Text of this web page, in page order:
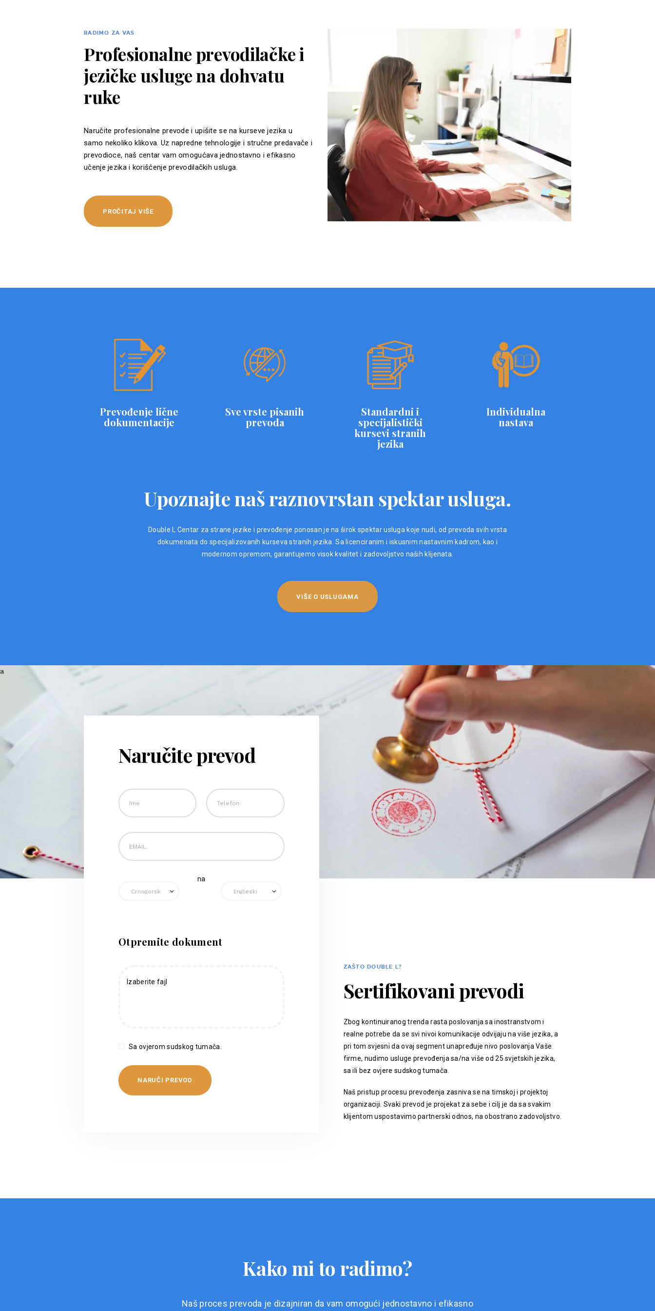
RADIMO ZA VAS
Profesionalne prevodilačke i
jezičke usluge na dohvatu
ruke
Naručite profesionalne prevode i upišite se na kurseve jezika u
samo nekoliko klikova. Uz napredne tehnologije i stručne predavače i
prevodioce, naš centar vam omogućava jednostavno i efikasno
učenje jezika i korišćenje prevodilačkih usluga.
PROČITAJ VIŠE
Prevođenje lične
dokumentacije
Sve vrste pisanih
prevoda
Standardni i
specijalistički
kursevi stranih
jezika
Individualna
nastava
Upoznajte naš raznovrstan spektar usluga.
Double L Centar za strane jezike i prevođenje ponosan je na širok spektar usluga koje nudi, od prevoda svih vrsta
dokumenata do specijalizovanih kurseva stranih jezika. Sa licenciranim i iskusnim nastavnim kadrom, kao i
modernom opremom, garantujemo visok kvalitet i zadovoljstvo naših klijenata.
VIŠE O USLUGAMA
Naručite prevod
na
Otpremite dokument
Izaberite fajl
Sa ovjerom sudskog tumača.
ZAŠTO DOUBLE L?
Sertifikovani prevodi
Zbog kontinuiranog trenda rasta poslovanja sa inostranstvom i
realne potrebe da se svi nivoi komunikacije odvijaju na više jezika, a
pri tom svjesni da ovaj segment unapređuje nivo poslovanja Vaše
firme, nudimo usluge prevođenja sa/na više od 25 svjetskih jezika,
sa ili bez ovjere sudskog tumača.
Naš pristup procesu prevođenja zasniva se na timskoj i projektoj
organizaciji. Svaki prevod je projekat za sebe i cilj je da sa svakim
klijentom uspostavimo partnerski odnos, na obostrano zadovoljstvo.
Kako mi to radimo?
Naš proces prevoda je dizajniran da vam omogući jednostavno i efikasno